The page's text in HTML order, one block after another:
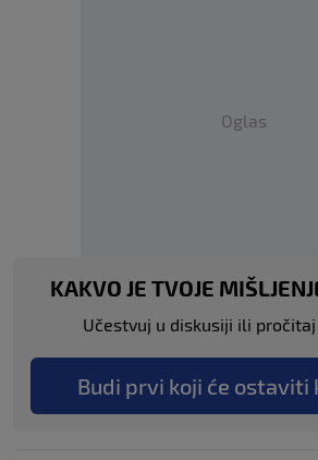
Oglas
KAKVO JE TVOJE
Učestvuj u diskusiji ili
Budi prvi koji će ostaviti